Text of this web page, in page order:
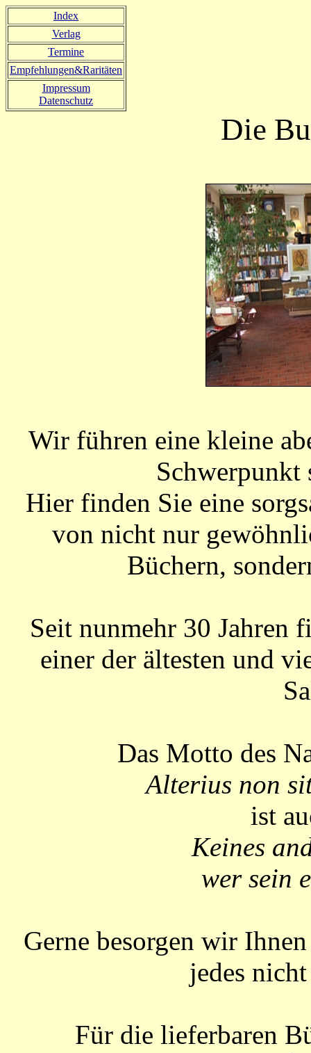
Index
Verlag
Termine
Empfehlungen&Raritäten
Impressum
Datenschutz
Die
Wir führen eine kleine
Hier finden Sie eine
von nicht nur
Büchern,
Seit nunmehr 30 Jahren
einer der ältesten und
Das Motto des
Alterius non
ist
Keines
wer sein
Gerne besorgen wir
jedes
Für die lieferbaren